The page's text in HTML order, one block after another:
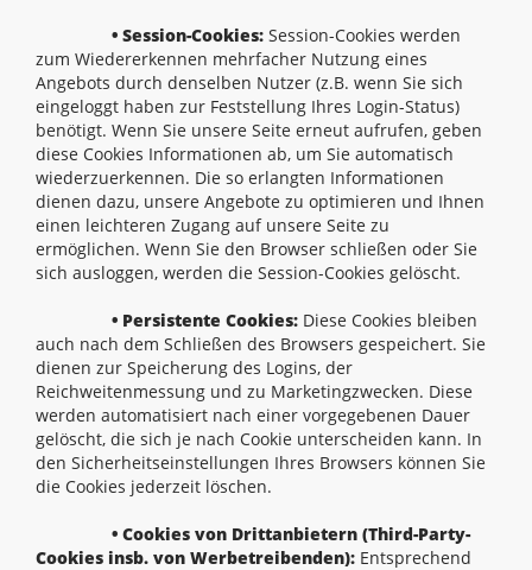
• Session-Cookies: Session-Cookies werden
zum Wiedererkennen mehrfacher Nutzung eines
Angebots durch denselben Nutzer (z.B. wenn Sie sich
eingeloggt haben zur Feststellung Ihres Login-Status)
benötigt. Wenn Sie unsere Seite erneut aufrufen, geben
diese Cookies Informationen ab, um Sie automatisch
wiederzuerkennen. Die so erlangten Informationen
dienen dazu, unsere Angebote zu optimieren und Ihnen
einen leichteren Zugang auf unsere Seite zu
ermöglichen. Wenn Sie den Browser schließen oder Sie
sich ausloggen, werden die Session-Cookies gelöscht.
• Persistente Cookies: Diese Cookies bleiben
auch nach dem Schließen des Browsers gespeichert. Sie
dienen zur Speicherung des Logins, der
Reichweitenmessung und zu Marketingzwecken. Diese
werden automatisiert nach einer vorgegebenen Dauer
gelöscht, die sich je nach Cookie unterscheiden kann. In
den Sicherheitseinstellungen Ihres Browsers können Sie
die Cookies jederzeit löschen.
• Cookies von Drittanbietern (Third-Party-
Cookies insb. von Werbetreibenden): Entsprechend